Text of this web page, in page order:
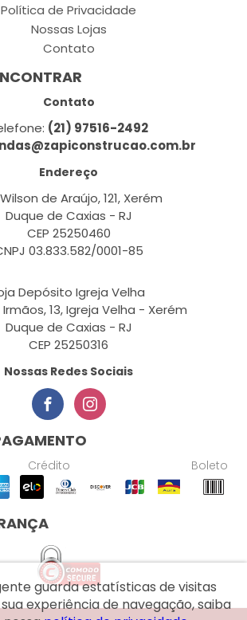
Política de Privacidade
Nossas Lojas
Contato
Contato
(21) 97516-2492
Endereço
de Araújo, 121, Xerém
Duque de Caxias - RJ
CEP 25250460
03.833.582/0001-85
Depósito Igreja Velha
Irmãos, 13, Igreja Velha - Xerém
Duque de Caxias - RJ
CEP 25250316
Nossas Redes Sociais
Crédito Boleto
guarda estatísticas de visitas
experiência de navegação, saiba